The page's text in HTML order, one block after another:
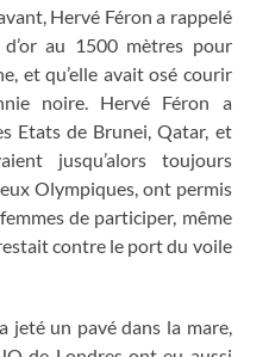
Hervé Féron a rappelé
au 1500 mètres pour
et qu’elle avait osé courir
noire. Hervé Féron a
Etats de Brunei, Qatar, et
jusqu’alors toujours
Olympiques, ont permis
de participer, même
contre le port du voile
un pavé dans la mare,